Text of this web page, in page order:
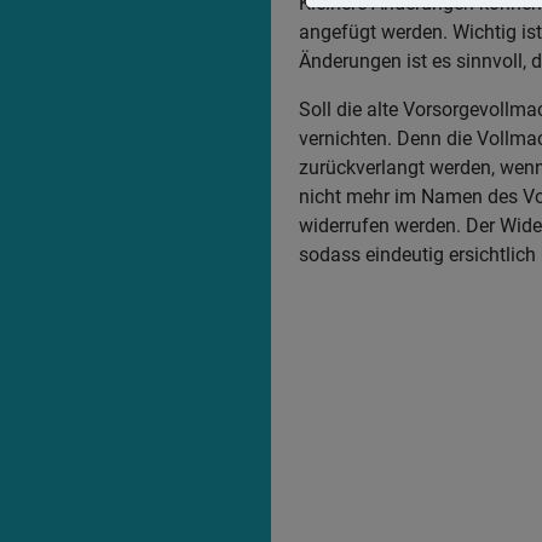
angefügt werden. Wichtig
Änderungen ist es sinnvoll,
Soll die alte
vernichten. Denn die
zurückverlangt werden,
nicht mehr im Namen des
widerrufen werden. Der
sodass eindeutig